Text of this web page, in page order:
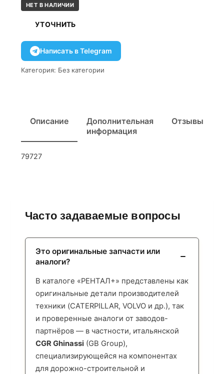
НЕТ В НАЛИЧИИ
УТОЧНИТЬ
Написать в Telegram
Категория: Без категории
Описание
Дополнительная
информация
Отзывы
79727
Часто задаваемые вопросы
Это оригинальные запчасти или
аналоги?
В каталоге «РЕНТАЛ+» представлены как
оригинальные детали производителей
техники (CATERPILLAR, VOLVO и др.), так
и проверенные аналоги от заводов-
партнёров — в частности, итальянской
CGR Ghinassi (GB Group),
специализирующейся на компонентах
для дорожно-строительной и